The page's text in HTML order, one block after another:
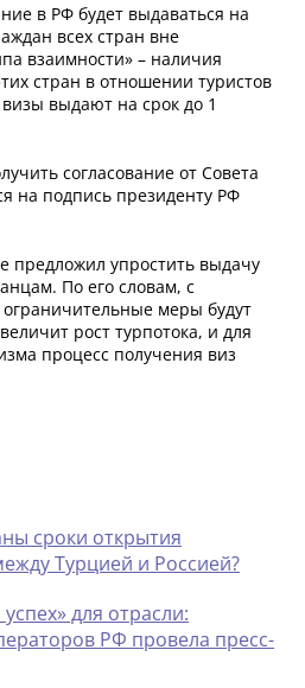
в РФ будет выдаваться на
всех стран вне
взаимности» – наличия
стран в отношении туристов
выдают на срок до 1
согласование от Совета
на подпись президенту РФ
предложил упростить выдачу
По его словам, с
меры будут
рост турпотока, и для
процесс получения виз
сроки открытия
Турцией и Россией?
для отрасли:
РФ провела пресс-